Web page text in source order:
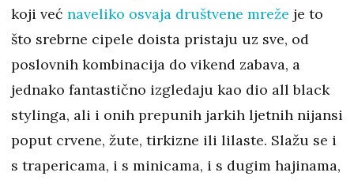
koji već naveliko osvaja društvene mreže je to
što srebrne cipele doista pristaju uz sve, od
poslovnih kombinacija do vikend zabava, a
jednako fantastično izgledaju kao dio all black
stylinga, ali i onih prepunih jarkih ljetnih nijansi
poput crvene, žute, tirkizne ili lilaste. Slažu se i
s trapericama, i s minicama, i s dugim hajinama,